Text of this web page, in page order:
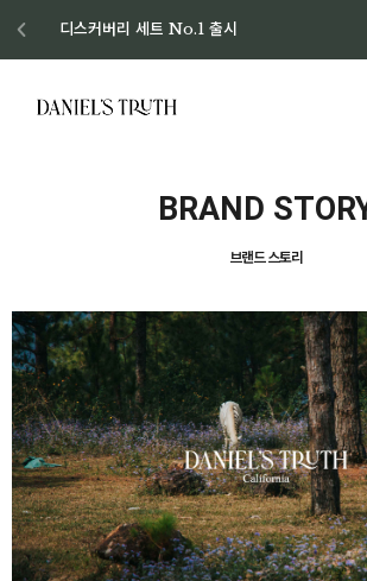
디스커버리 세트 No.1 출시
8월 이벤트 혜택
8월 증정품
신규회원 가입 혜택
BRAND
브랜드 스토리